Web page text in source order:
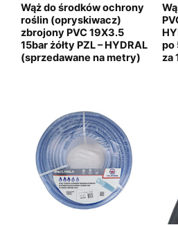
Wąż do środków ochrony
roślin (opryskiwacz)
zbrojony PVC 19X3.5
15bar żółty PZL – HYDRAL
(sprzedawane na metry)
po
za